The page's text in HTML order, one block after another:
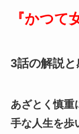
『かつて
3話の解説と
あざとく慎重
手な人生を歩